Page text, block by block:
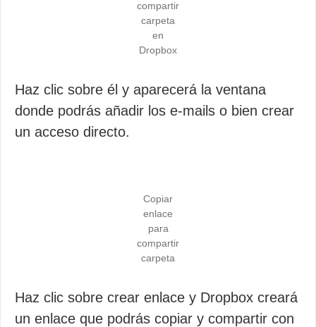
compartir
carpeta
en
Dropbox
Haz clic sobre él y aparecerá la ventana
donde podrás añadir los e-mails o bien crear
un acceso directo.
Copiar
enlace
para
compartir
carpeta
Haz clic sobre crear enlace y Dropbox creará
un enlace que podrás copiar y compartir con